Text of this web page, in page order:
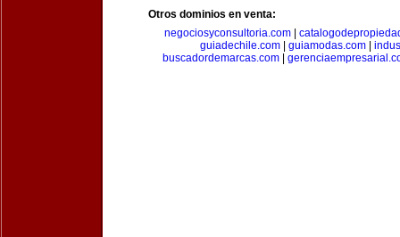
Otros dominios en venta:
negociosyconsultoria.com|
guiadechile.com
guiamodas.com
buscadordemarcas.com|